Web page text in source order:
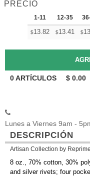
PRECIO
1-11 12-35
$13.82 $13.41 $
0ARTÍCULOS $ 0.00
Lunes a Viernes 9am -
DESCRIPCIÓN
Artisan Collection by
8 oz., 70% cotton, 30%
and silver rivets; four